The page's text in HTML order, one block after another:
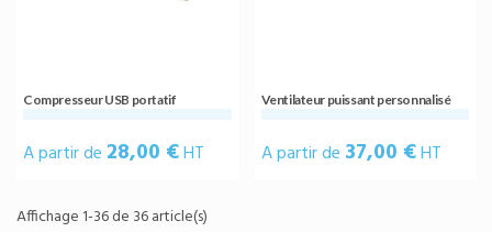
Compresseur USB portatif
A partir de 28,00 €HT
Ventilateur puissant personnalisé
A partir de 37,00 €HT
Affichage 1-36 de 36 article(s)